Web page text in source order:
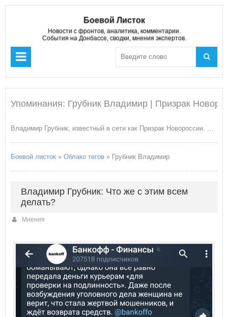
Боевой Листок
Новости с фронтов, аналитика, комментарии.
События на Донбассе, сводки, мнения экспертов.
Упоминания: Грубник Владимир | Призрак
Владимир Грубник, известный в сети как Призрак Новороссии. Владимир Грубник - одессит, в прошлом врач-хирург, кандидат медицинских наук, с 2013 года участник «Антимайдана», с марта 2014 — Русской весны. Один из организаторов Одесского подполья. В октябре 2015-го задержан «Альфой» СБУ за организацию диверсионной группы и диверсионные акты против киевской хунты. Провел 4,2 года (1532 дня) в тюремном секторе максимального уровня охраны для пожизненно осужденных. Из них 2,2 года — в одиночке. Обменян 29.12.2019 года. В настоящее время занимается гуманитарной и волонтёрской деятельностью на территории Донбасса, один из создателей ОПСБ.
Боевой листок » Облако тегов » Грубник Владимир
Владимир Грубник: Что же с этим всем
делать?
Мнения